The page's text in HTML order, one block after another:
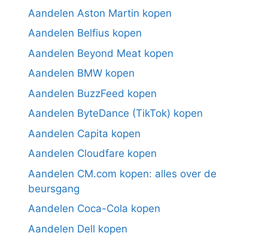
Aandelen Aston Martin kopen
Aandelen Belfius kopen
Aandelen Beyond Meat kopen
Aandelen BMW kopen
Aandelen BuzzFeed kopen
Aandelen ByteDance (TikTok) kopen
Aandelen Capita kopen
Aandelen Cloudfare kopen
Aandelen CM.com kopen: alles over de
beursgang
Aandelen Coca-Cola kopen
Aandelen Dell kopen